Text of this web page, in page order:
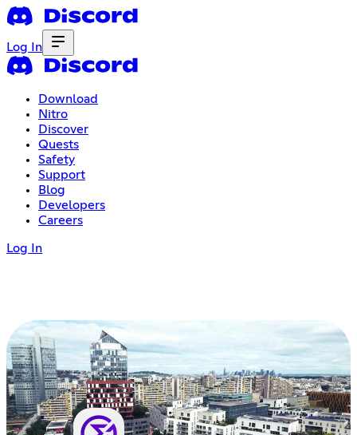
Log In
Download
Nitro
Discover
Quests
Safety
Support
Blog
Developers
Careers
Log In